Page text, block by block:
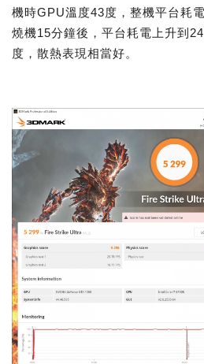
機時GPU溫度43度，整機平台耗
燒機15分鐘後，平台耗電上升到
度，散熱表現相當好。